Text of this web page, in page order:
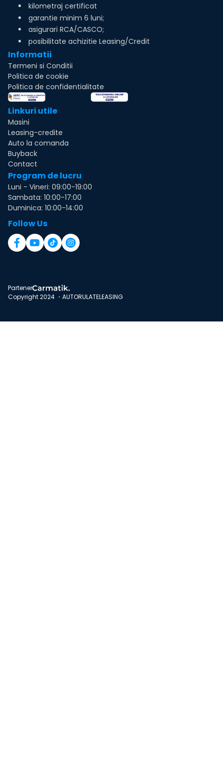
kilometraj certificat
garantie minim 6 luni;
asigurari RCA/CASCO;
posibilitate achizitie Leasing/Credit
Informatii
Termeni si Conditii
Politica de cookie
Politica de confidentialitate
Linkuri utile
Masini
Leasing-credite
Auto la comanda
Buyback
Contact
Program de lucru
Luni - Vineri: 09:00-19:00
Sambata: 10:00-17:00
Duminica: 10:00-14:00
Follow Us
Partener
Copyright 2024 ・AUTORULATELEASING